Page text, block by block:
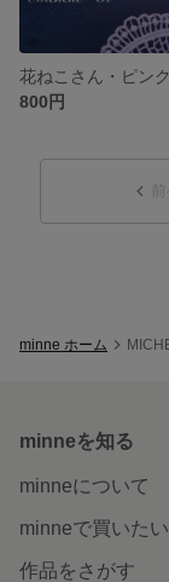
花ねこさん・ピンク
800円
minne ホーム
minneを知る
minneについて
minneで買いたい
作品をさがす